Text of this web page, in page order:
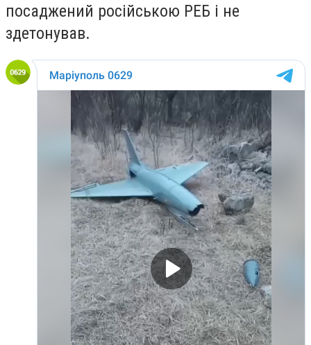
посаджений російською РЕБ і не
здетонував.